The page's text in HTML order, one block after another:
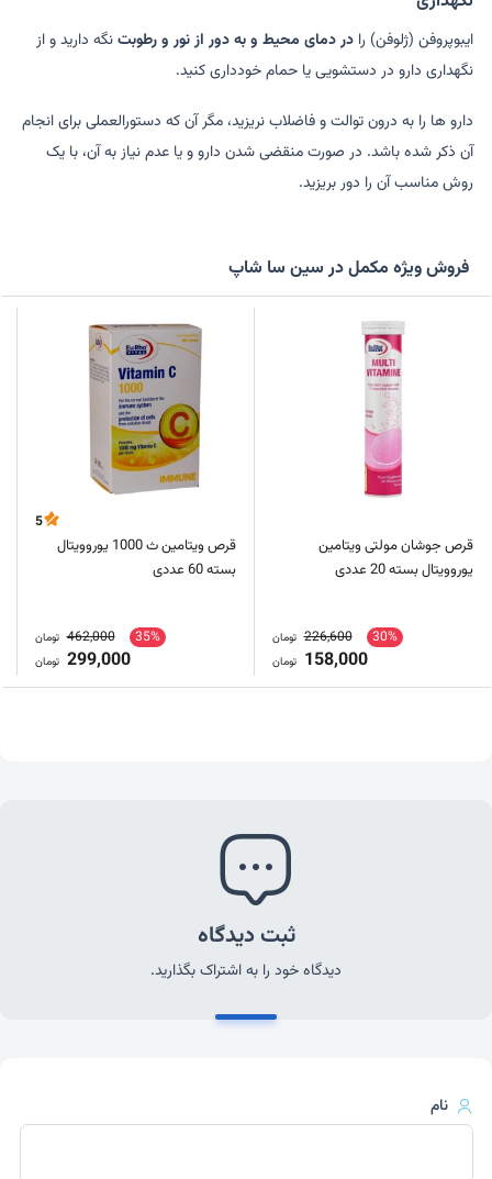
ایبوپروفن (ژلوفن) رادر دمای محیط و به دور از نور و رطوبتنگه دارید و از
نگهداری دارو در دستشویی یا حمام خودداری کنید.
دارو ها را به درون توالت و فاضلاب نریزید، مگر آن که دستورالعملی برای انجام
آن ذکر شده باشد. در صورت منقضی شدن دارو و یا عدم نیاز به آن، با یک
روش مناسب آن را دور بریزید.
فروش ویژه مکمل در سین سا شاپ
قرص جوشان مولتی ویتامین
یوروویتال بسته 20 عددی
30%
226,600 تومان
158,000 تومان
5
قرص ویتامین ث 1000 یوروویتال
بسته 60 عددی
35%
462,000 تومان
299,000 تومان
ثبت دیدگاه
دیدگاه خود را به اشتراک بگذارید.
نام